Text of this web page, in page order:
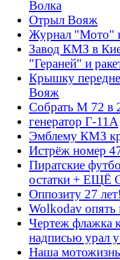
Волка
Отрыл Вояж
Журнал "Мото"
Завод КМЗ в
"Гераней" и
Крышку
Вояж
Собрать М 72 в
генератор Г-11А
Эмблему КМЗ
Истрёж номер
Пиратские
остатки + ЕЩЁ
Оппозиту 27
Wolkodav опять
Чертеж флажка
надписью урал у
Наша мотожизнь